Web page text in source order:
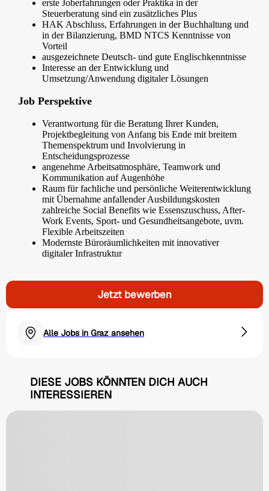
erste Joberfahrungen oder Praktika in der
Steuerberatung sind ein zusätzliches Plus
HAK Abschluss, Erfahrungen in der Buchhaltung und
in der Bilanzierung, BMD NTCS Kenntnisse von
Vorteil
ausgezeichnete Deutsch- und gute Englischkenntnisse
Interesse an der Entwicklung und
Umsetzung/Anwendung digitaler Lösungen
Job Perspektive
Verantwortung für die Beratung Ihrer Kunden,
Projektbegleitung von Anfang bis Ende mit breitem
Themenspektrum und Involvierung in
Entscheidungsprozesse
angenehme Arbeitsatmosphäre, Teamwork und
Kommunikation auf Augenhöhe
Raum für fachliche und persönliche Weiterentwicklung
mit Übernahme anfallender Ausbildungskosten
zahlreiche Social Benefits wie Essenszuschuss, After-
Work Events, Sport- und Gesundheitsangebote, uvm.
Flexible Arbeitszeiten
Modernste Büroräumlichkeiten mit innovativer
digitaler Infrastruktur
Jetzt bewerben
Alle Jobs in Graz ansehen
DIESE JOBS KÖNNTEN DICH AUCH
INTERESSIEREN